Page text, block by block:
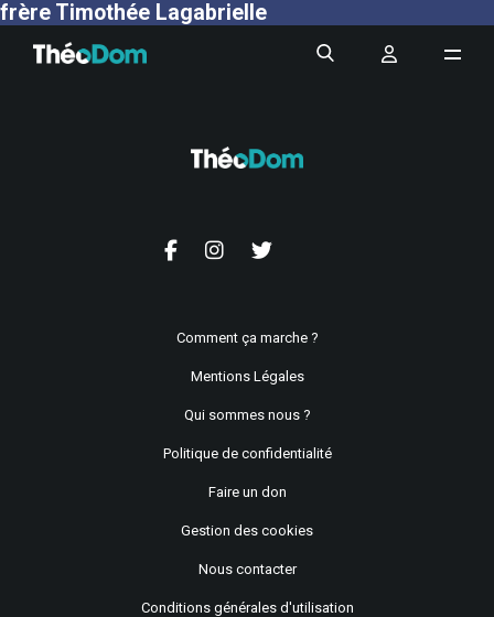
frère Timothée Lagabrielle
Comment ça marche ?
Mentions Légales
Qui sommes nous ?
Politique de confidentialité
Faire un don
Gestion des cookies
Nous contacter
Conditions générales d'utilisation